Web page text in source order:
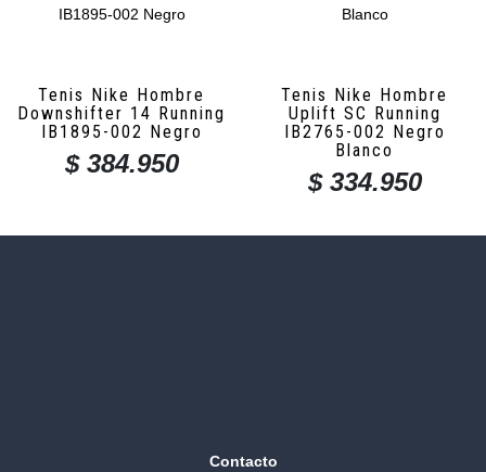
Tenis Nike Hombre
Downshifter 14 Running
IB1895-002 Negro
$384.950
Tenis Nike Hombre
Uplift SC Running
IB2765-002 Negro
Blanco
$334.950
Contacto